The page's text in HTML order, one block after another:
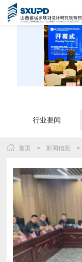
行业要闻
首页 > 新闻信息 >